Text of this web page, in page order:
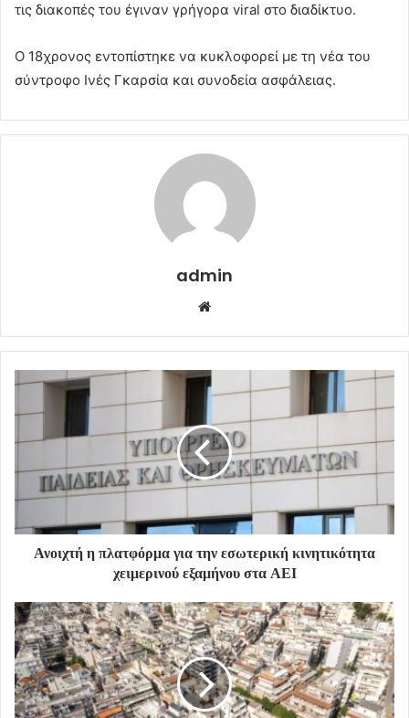
τις διακοπές του έγιναν γρήγορα viral στο διαδίκτυο.
Ο 18χρονος εντοπίστηκε να κυκλοφορεί με τη νέα του
σύντροφο Ινές Γκαρσία και συνοδεία ασφάλειας.
admin
Ανοιχτή η πλατφόρμα για την εσωτερική κινητικότητα
χειμερινού εξαμήνου στα ΑΕΙ